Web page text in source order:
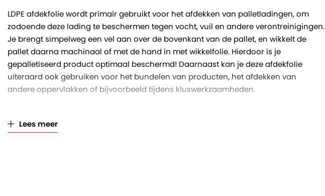
LDPE afdekfolie wordt primair gebruikt voor het afdekken van palletladingen, om
zodoende deze lading te beschermen tegen vocht, vuil en andere verontreinigingen.
Je brengt simpelweg een vel aan over de bovenkant van de pallet, en wikkelt de
pallet daarna machinaal of met de hand in met wikkelfolie. Hierdoor is je
gepalletiseerd product optimaal beschermd! Daarnaast kan je deze afdekfolie
uiteraard ook gebruiken voor het bundelen van producten, het afdekken van
andere oppervlakken of bijvoorbeeld tijdens kluswerkzaamheden.
afscheurperforaties. De vellen folie hebben een afmeting van 150 x 140 centimeter en
een foliedikte van 20 micron. Eén rol bevat 500 vellen, welke gewikkeld zijn op een
Lees meer